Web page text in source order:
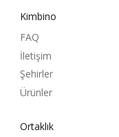
Kimbino
FAQ
İletişim
Şehirler
Ürünler
Ortaklık